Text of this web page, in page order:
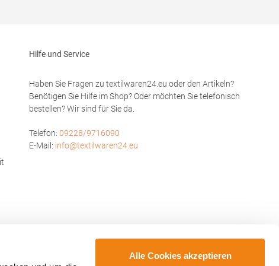
Alle Cookies akzeptieren
Hilfe und Service
Haben Sie Fragen zu textilwaren24.eu oder den Artikeln?
Benötigen Sie Hilfe im Shop? Oder möchten Sie telefonisch
bestellen? Wir sind für Sie da.
Telefon: 09228/9716090
E-Mail: info@textilwaren24.eu